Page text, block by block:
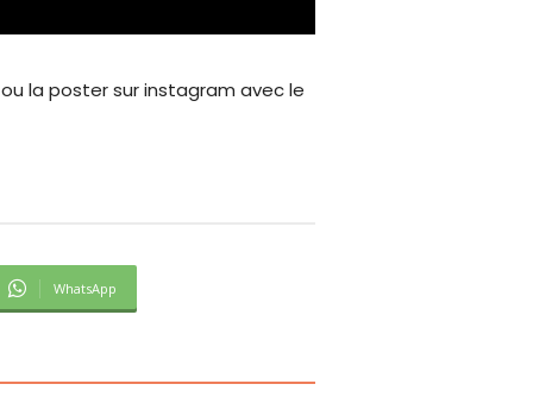
ou la poster sur instagram avec le
WhatsApp